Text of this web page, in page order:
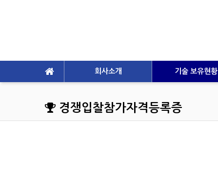
회사소개 기술 보유현황
경쟁입찰참가자격등록증